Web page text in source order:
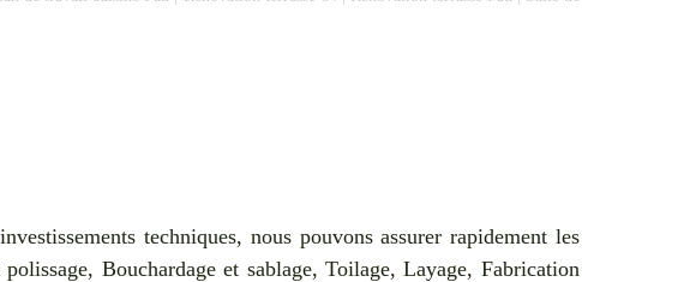
techniques, nous pouvons assurer rapidement les
Bouchardage et sablage, Toilage, Layage, Fabrication